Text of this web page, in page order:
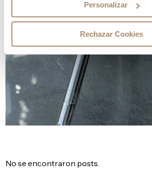
Personalizar
Rechazar Cookies
No se encontraron posts.